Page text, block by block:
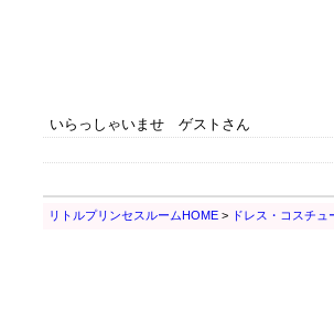
いらっしゃいませ ゲストさん
リトルプリンセスルームHOME > ドレス・コスチュ